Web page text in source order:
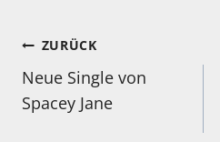
ZURÜCK
Neue Single von
Spacey Jane